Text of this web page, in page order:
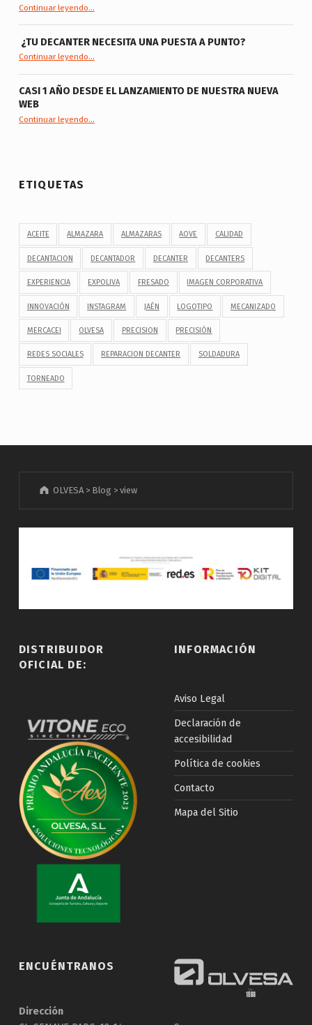
Continuar leyendo…
¿TU DECANTER NECESITA UNA PUESTA A PUNTO?
Continuar leyendo“ ¿Tu Decanter necesita una puesta a punto?”
…
CASI 1 AÑO DESDE EL LANZAMIENTO DE NUESTRA NUEVA
WEB
Continuar leyendo“Casi 1 año desde el lanzamiento de nuestra nueva web”
…
ETIQUETAS
ACEITE ALMAZARA ALMAZARAS AOVE CALIDAD
DECANTACION DECANTADOR DECANTER DECANTERS
EXPERIENCIA EXPOLIVA FRESADO IMAGEN CORPORATIVA
INNOVACIÓN INSTAGRAM JAÉN LOGOTIPO MECANIZADO
MERCACEI OLVESA PRECISION PRECISIÓN
REDES SOCIALES REPARACION DECANTER SOLDADURA
TORNEADO
OLVESA > Blog >view
DISTRIBUIDOR
OFICIAL DE:
INFORMACIÓN
Aviso Legal
Declaración de
accesibilidad
Política de cookies
Contacto
Mapa del Sitio
ENCUÉNTRANOS
Dirección